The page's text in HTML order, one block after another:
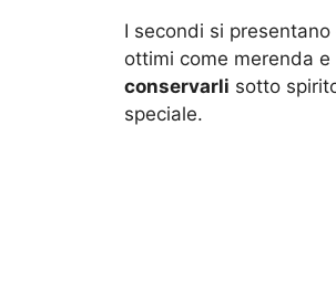
I secondi si
ottimi come merenda
conservarli sotto
speciale.